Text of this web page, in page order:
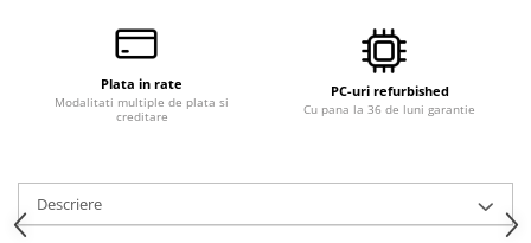
Plata in rate
Modalitati multiple de plata si
creditare
PC-uri refurbished
Cu pana la 36 de luni garantie
Descriere